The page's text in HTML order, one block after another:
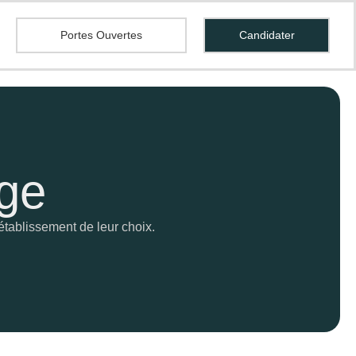
Portes Ouvertes Candidater
de leur choix.